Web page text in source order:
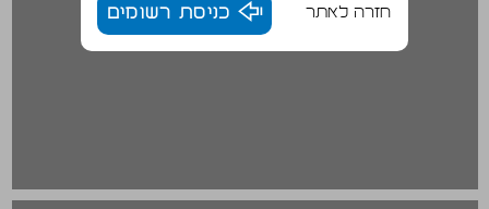
חזרה לאתר כניסת רשומים